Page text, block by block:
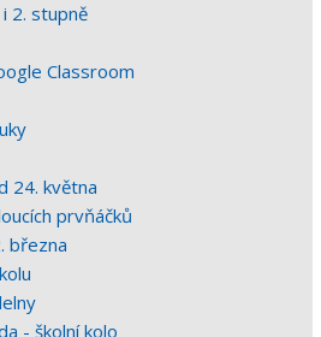
2. stupně
Classroom
24. května
prvňáčků
března
- školní kolo